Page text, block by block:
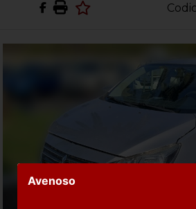
Avenoso